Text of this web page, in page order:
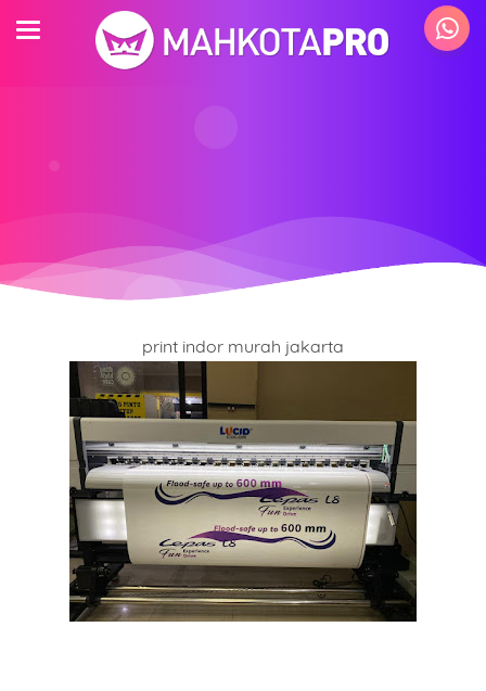
print indor murah jakarta